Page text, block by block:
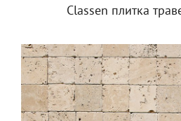
Classen плитка